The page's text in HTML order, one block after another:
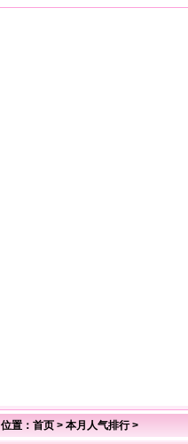
位置： 首页 > 本月人气排行 >